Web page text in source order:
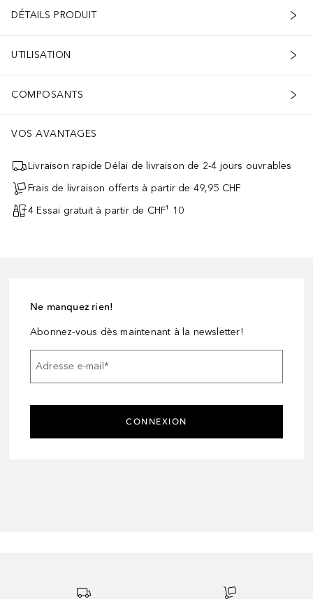
DÉTAILS PRODUIT
UTILISATION
COMPOSANTS
VOS AVANTAGES
Livraison rapide Délai de livraison de 2-4 jours ouvrables
Frais de livraison offerts à partir de 49,95 CHF
4 Essai gratuit à partir de CHF¹ 10
Ne manquez rien!
Abonnez-vous dès maintenant à la newsletter!
Adresse e-mail*
CONNEXION